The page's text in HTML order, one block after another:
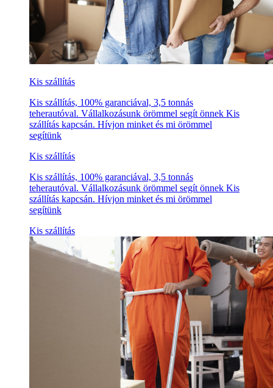
Kis szállítás
Kis szállítás, 100% garanciával, 3,5 tonnás
teherautóval. Vállalkozásunk örömmel segít önnek Kis
szállítás kapcsán. Hívjon minket és mi örömmel
segítünk
Kis szállítás
Kis szállítás, 100% garanciával, 3,5 tonnás
teherautóval. Vállalkozásunk örömmel segít önnek Kis
szállítás kapcsán. Hívjon minket és mi örömmel
segítünk
Kis szállítás